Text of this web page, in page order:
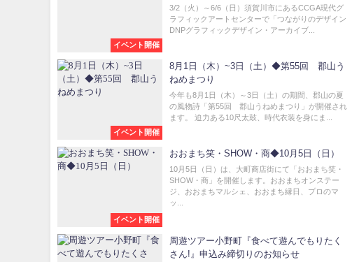
イベント開催
3/2（火）～6/6（日）須賀川市にあるCCGA現代グ
ラフィックアートセンターで「つながりのデザイン
DNPグラフィックデザイン・アーカイブ...
イベント開催
8月1日（木）~3日（土）◆第55回 郡山う
ねめまつり
今年も8月1日（木）～3日（土）の期間、郡山の夏
の風物詩「第55回 郡山うねめまつり」が開催され
ます。 迫力ある10尺太鼓、時代衣装を身にま...
イベント開催
おおまち笑・SHOW・商◆10月5日（日）
10月5日（日）は、大町商店街にて「おおまち笑・
SHOW・商」を開催します。おおまちオンステー
ジ、おおまちマルシェ、おおまち縁日、プロのマ
ッ...
周遊ツアー小野町『食べて遊んでもりたく
さん!』申込み締切りのお知らせ